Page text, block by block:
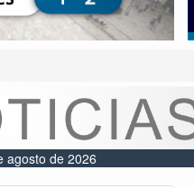
agosto de 2026